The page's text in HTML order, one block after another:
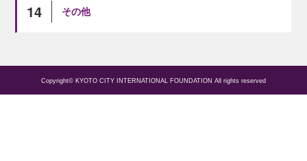
14 その他
Copyright© KYOTO CITY INTERNATIONAL FOUNDATION All rights reserved